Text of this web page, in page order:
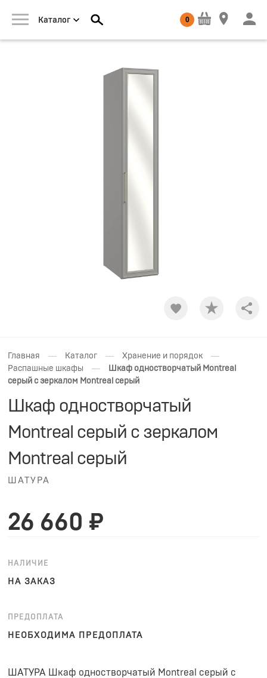
Каталог 0
Главная — Каталог — Хранение и порядок —
Распашные шкафы —
Шкаф одностворчатый Montreal
серый с зеркалом Montreal серый
Шкаф одностворчатый
Montreal серый с зеркалом
Montreal серый
ШАТУРА
26 660 ₽
НАЛИЧИЕ
НА ЗАКАЗ
ПРЕДОПЛАТА
НЕОБХОДИМА ПРЕДОПЛАТА
ШАТУРА Шкаф одностворчатый Montreal серый с